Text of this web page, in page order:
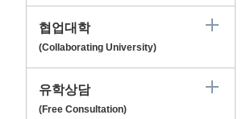
협업대학
(Collaborating University)
유학상담
(Free Consultation)